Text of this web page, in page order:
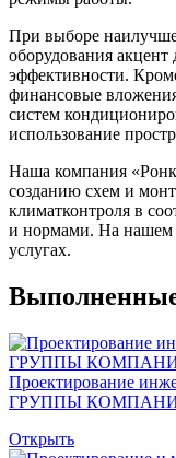
При выборе
оборудования акцент
эффективности.
финансовые
систем
использование
Наша компания
созданию схем и
климатконтроля в
и нормами. На нашем
услугах.
Проектирование
ГРУППЫ
Открыть